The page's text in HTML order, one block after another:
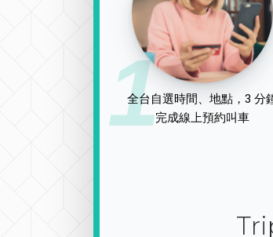
1
全台自選時間、地點，3 分
完成線上預約叫車